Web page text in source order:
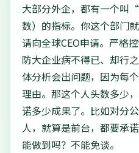
大部分外企，都有一个
数）的指标。你这个部门
请向全球CEO申请。严格
防大企业病不得已、却行
体分析会出问题，因为每
理由。那这个人头数多少
诺多少成果了。比如对分
人，就算是前台，都要承
能做到吗？不能免谈。